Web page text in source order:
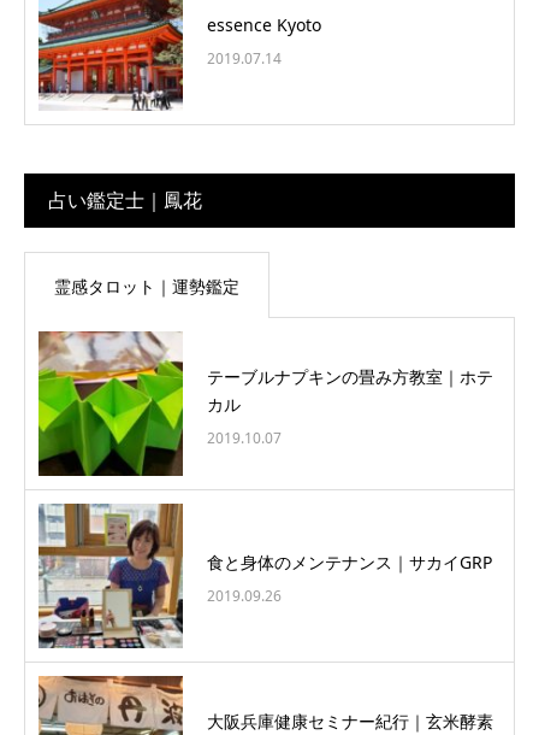
essence Kyoto
2019.07.14
占い鑑定士｜鳳花
霊感タロット｜運勢鑑定
テーブルナプキンの畳み方教室｜ホテ
カル
2019.10.07
食と身体のメンテナンス｜サカイGRP
2019.09.26
大阪兵庫健康セミナー紀行｜玄米酵素